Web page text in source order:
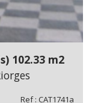
102.33 m2
Ref : CAT1741a